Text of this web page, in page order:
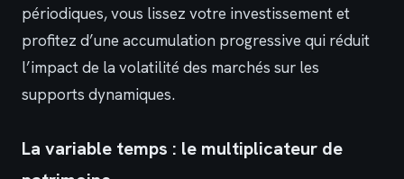
périodiques, vous lissez votre investissement et
profitez d’une accumulation progressive qui réduit
l’impact de la volatilité des marchés sur les
supports dynamiques.
La variable temps : le multiplicateur de